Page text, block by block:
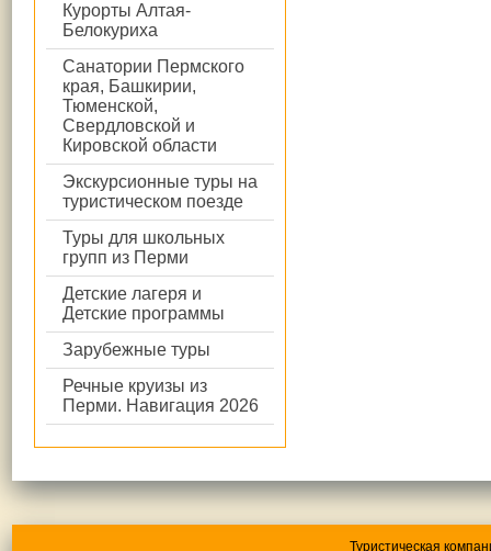
Курорты Алтая-
Белокуриха
Санатории Пермского
края, Башкирии,
Тюменской,
Свердловской и
Кировской области
Экскурсионные туры на
туристическом поезде
Туры для школьных
групп из Перми
Детские лагеря и
Детские программы
Зарубежные туры
Речные круизы из
Перми. Навигация 2026
Туристическая